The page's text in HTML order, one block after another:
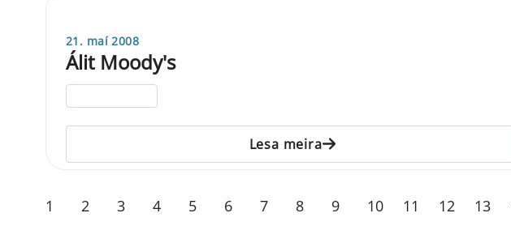
21. maí 2008
Álit Moody's
Lesa meira
1 2 3 4 5 6 7 8 9 10 11 12 13